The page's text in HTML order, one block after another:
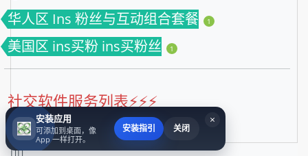
华人区 Ins 粉丝与互动组合套餐 1
美国区 ins买粉 ins买粉丝 1
社交软件服务列表⚡️⚡️⚡️
×
安装应用
可添加到桌面，像
App 一样打开。
安装指引 关闭